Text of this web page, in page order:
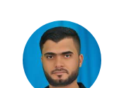
سياق اتفاق وقف
الإسرائيلي
إلى جانب
وصولا إلى